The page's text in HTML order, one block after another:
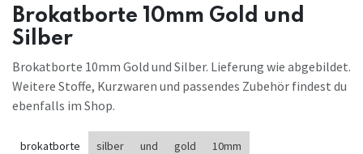
Brokatborte 10mm Gold und
Silber
Brokatborte 10mm Gold und Silber. Lieferung wie abgebildet.
Weitere Stoffe, Kurzwaren und passendes Zubehör findest du
ebenfalls im Shop.
brokatborte silber und gold 10mm